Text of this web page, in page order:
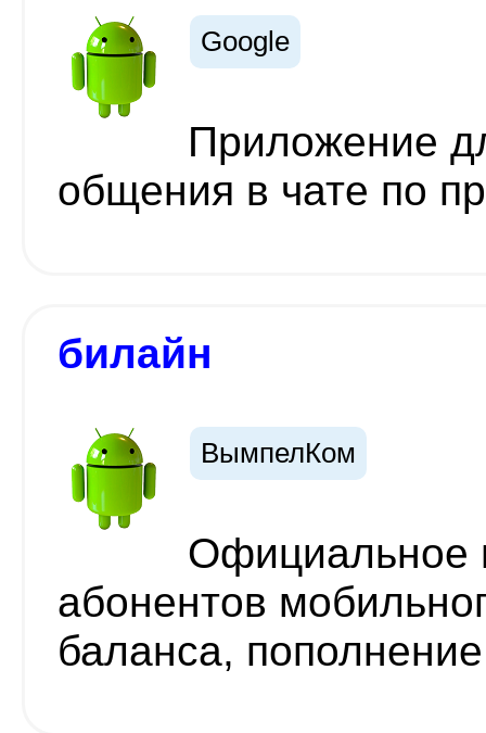
Google
Приложение
общения в чате по
билайн
ВымпелКом
Официальное
абонентов
баланса,